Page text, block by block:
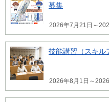
募集
2026年7月21日～
技能講習（スキル
2026年8月1日～